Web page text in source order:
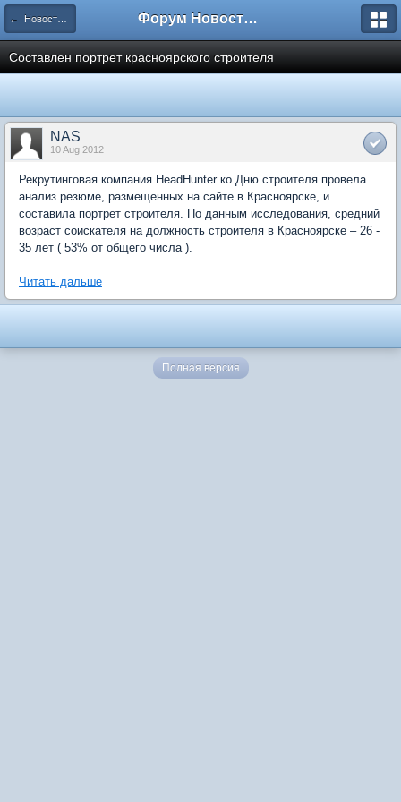
← Новости рынка недвижимости Форум Новостройки
Составлен портрет красноярского строителя
NAS
10 Aug 2012
Рекрутинговая компания HeadHunter ко Дню строителя провела
анализ резюме, размещенных на сайте в Красноярске, и
составила портрет строителя. По данным исследования, средний
возраст соискателя на должность строителя в Красноярске – 26 -
35 лет ( 53% от общего числа ).
Читать дальше
Полная версия